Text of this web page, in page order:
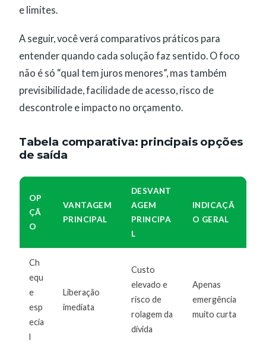
e limites.
A seguir, você verá comparativos práticos para
entender quando cada solução faz sentido. O foco
não é só “qual tem juros menores”, mas também
previsibilidade, facilidade de acesso, risco de
descontrole e impacto no orçamento.
Tabela comparativa: principais opções
de saída
OP
ÇÃ
O
VANTAGEM
PRINCIPAL
DESVANT
AGEM
PRINCIPA
L
INDICAÇÃ
O GERAL
Ch
equ
e
esp
ecia
l
Liberação
imediata
Custo
elevado e
risco de
rolagem da
dívida
Apenas
emergência
muito curta